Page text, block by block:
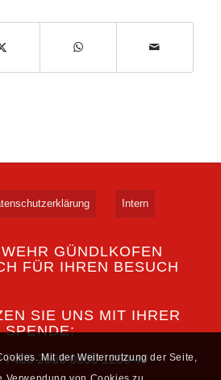
Intern
GÜNDLKOFEN
FÜR IHREN BESUCH
SIE UNS MIT IHRER
SPENDE:
7436 2663 0000 1250 40
Mit der Weiternutzung der Seite,